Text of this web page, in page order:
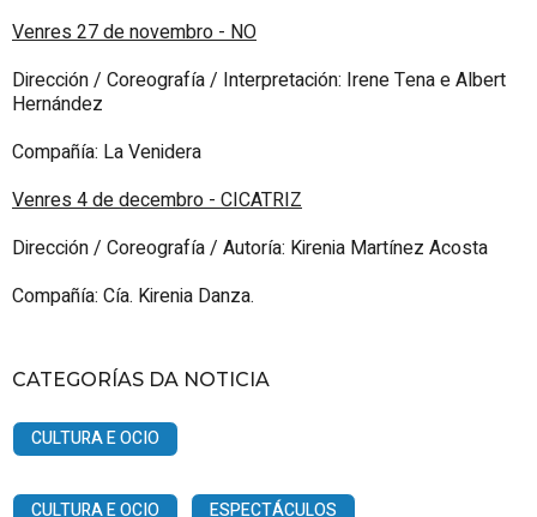
Venres 27 de novembro - NO
Dirección / Coreografía / Interpretación: Irene Tena e Albert
Hernández
Compañía: La Venidera
Venres 4 de decembro - CICATRIZ
Dirección / Coreografía / Autoría: Kirenia Martínez Acosta
Compañía: Cía. Kirenia Danza.
CATEGORÍAS DA NOTICIA
CULTURA E OCIO
CULTURA E OCIO ESPECTÁCULOS